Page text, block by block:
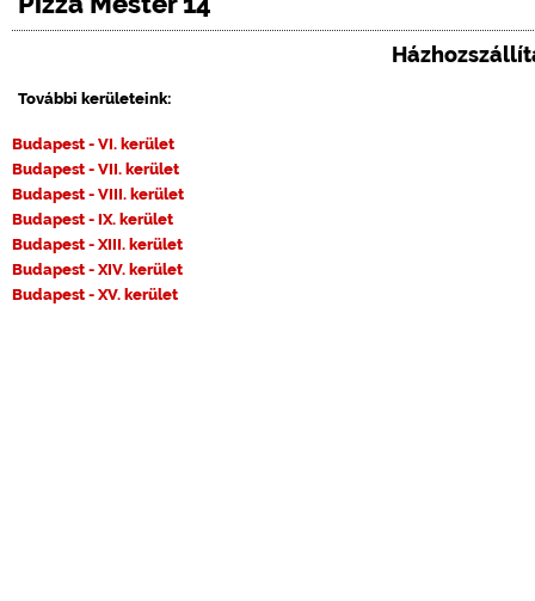
További kerületeink:
Budapest - VI. kerület
Budapest - VII. kerület
Budapest - VIII. kerület
Budapest - IX. kerület
Budapest - XIII. kerület
Budapest - XIV. kerület
Budapest - XV. kerület